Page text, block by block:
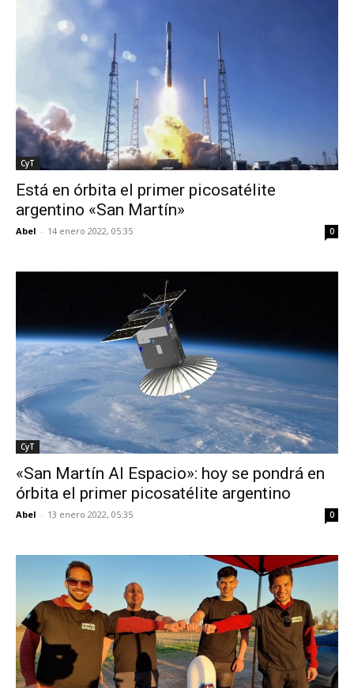
CyT
Está en órbita el primer picosatélite
argentino «San Martín»
Abel - 14 enero 2022, 05:35 0
CyT
«San Martín Al Espacio»: hoy se pondrá en
órbita el primer picosatélite argentino
Abel - 13 enero 2022, 05:35 0